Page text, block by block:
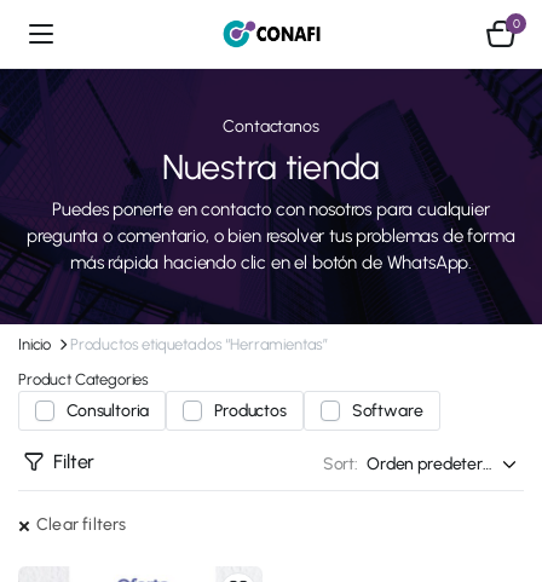
0
Contactanos
Nuestra tienda
Puedes ponerte en contacto con nosotros para cualquier
pregunta o comentario, o bien resolver tus problemas de forma
más rápida haciendo clic en el botón de WhatsApp.
Inicio
Productos etiquetados “Herramientas”
Product Categories
Consultoria Productos Software
Filter Sort:
Clear filters